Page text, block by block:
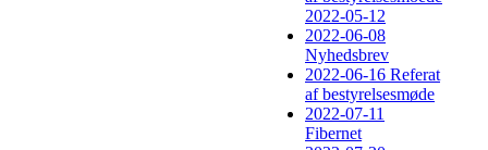
2022-05-12
2022-06-08
Nyhedsbrev
2022-06-16 Referat
af bestyrelsesmøde
2022-07-11
Fibernet